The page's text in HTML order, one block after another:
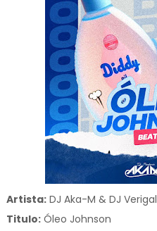
Artista:DJ Aka-M & DJ Verigal
Titulo:Óleo Johnson